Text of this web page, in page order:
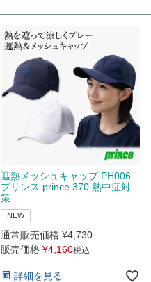
遮熱メッシュキャップ PH006
プリンス prince 370 熱中症対
策
NEW
通常販売価格 ¥4,730
販売価格 ¥4,160税込
詳細を見る